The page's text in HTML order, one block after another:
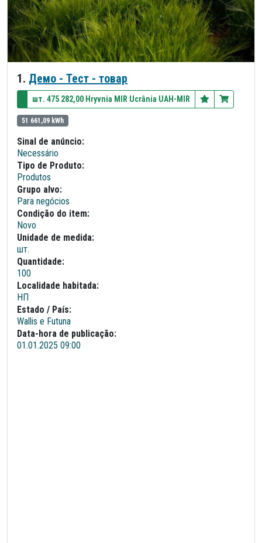
1. Демо - Тест - товар
шт. 475 282,00 Hryvnia MIR Ucrânia UAH-MIR
51 661,09 kWh
Sinal de anúncio:
Necessário
Tipo de Produto:
Produtos
Grupo alvo:
Para negócios
Condição do item:
Novo
Unidade de medida:
шт.
Quantidade:
100
Localidade habitada:
НП
Estado / País:
Wallis e Futuna
Data-hora de publicação:
01.01.2025 09:00